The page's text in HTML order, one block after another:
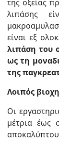
της οξείας
λιπάσης
είναι εξ
λιπάση του
ως τη
της
Λοιπός
Οι
μέτρια έως